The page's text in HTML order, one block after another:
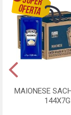
MAIONESE
144X7G